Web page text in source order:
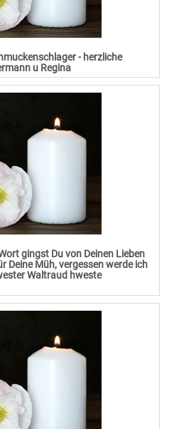
- herzliche
u Regina
gingst Du von Deinen Lieben
Deine Müh, vergessen werde ich
Waltraud hweste